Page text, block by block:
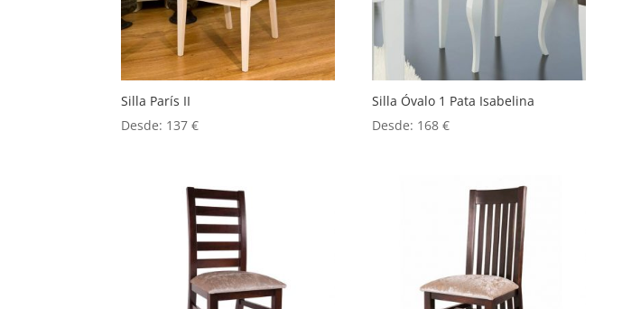
Silla París II
Desde: 137€
Silla Óvalo 1 Pata Isabelina
Desde: 168€